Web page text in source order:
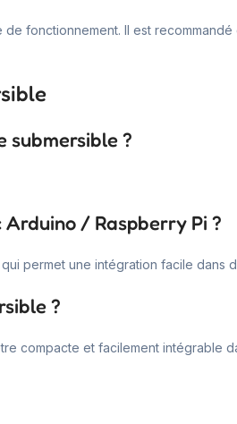
fonctionnement. Il est
submersible ?
/ Raspberry Pi ?
qui permet une intégration facile dans
?
compacte et facilement intégrable